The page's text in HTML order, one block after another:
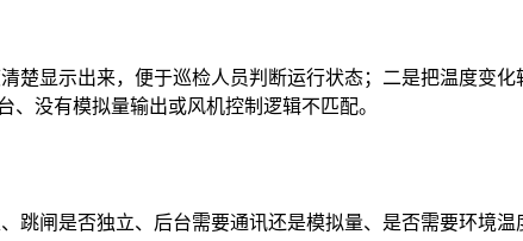
楚显示出来，便于巡检人员判断运行状态；二是把温度变
没有模拟量输出或风机控制逻辑不匹配。
跳闸是否独立、后台需要通讯还是模拟量、是否需要环境